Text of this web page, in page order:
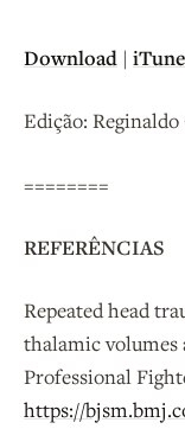
Download |
Edição:
========
REFERÊNCIAS
Repeated head
thalamic volumes
Professional
https://